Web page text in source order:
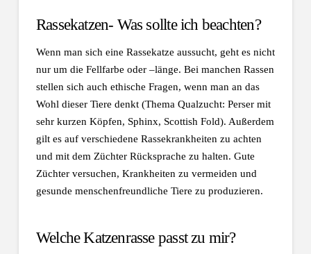
Rassekatzen- Was sollte ich beachten?
Wenn man sich eine Rassekatze aussucht, geht es nicht
nur um die Fellfarbe oder –länge. Bei manchen Rassen
stellen sich auch ethische Fragen, wenn man an das
Wohl dieser Tiere denkt (Thema Qualzucht: Perser mit
sehr kurzen Köpfen, Sphinx, Scottish Fold). Außerdem
gilt es auf verschiedene Rassekrankheiten zu achten
und mit dem Züchter Rücksprache zu halten. Gute
Züchter versuchen, Krankheiten zu vermeiden und
gesunde menschenfreundliche Tiere zu produzieren.
Welche Katzenrasse passt zu mir?